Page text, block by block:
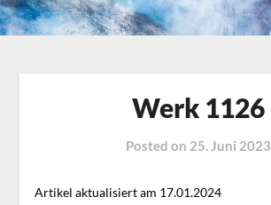
Werk 1126
Posted on 25. Juni 2023
Artikel aktualisiert am 17.01.2024